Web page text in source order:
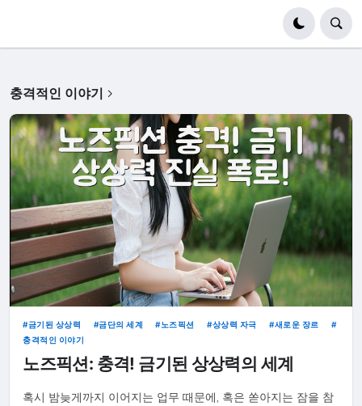
충격적인 이야기
금기된 상상력 금단의 세계 노즈픽션 상상력 자극
새로운 장르
충격적인 이야기
노즈픽션: 충격! 금기된 상상력의 세계
혹시 밤늦게까지 이어지는 업무 때문에, 혹은 쏟아지는 잠을 참